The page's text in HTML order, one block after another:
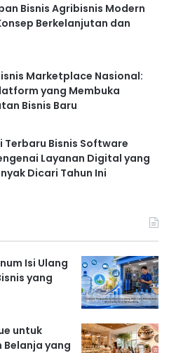
Bisnis Agribisnis Modern
Berkelanjutan dan
Marketplace Nasional:
yang Membuka
Bisnis Baru
Terbaru Bisnis Software
Layanan Digital yang
Dicari Tahun Ini
Isi Ulang
yang
untuk
yang